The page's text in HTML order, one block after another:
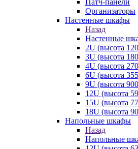
Патч-панели
Организаторы
Настенные шкафы
Назад
Настенные
2U (высота
3U (высота
4U (высота
6U (высота
9U (высота
12U (высота
15U (высота
18U (высота
Напольные шкафы
Назад
Напольные